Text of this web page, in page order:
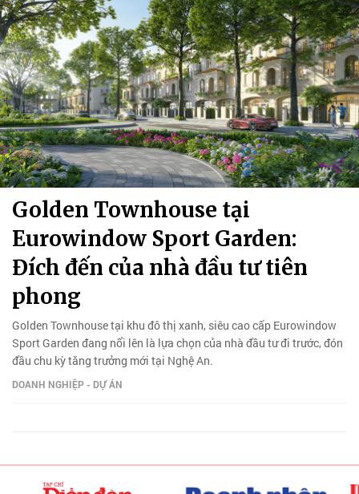
Golden Townhouse tại
Eurowindow Sport Garden:
Đích đến của nhà đầu tư tiên
phong
Golden Townhouse tại khu đô thị xanh, siêu cao cấp Eurowindow
Sport Garden đang nổi lên là lựa chọn của nhà đầu tư đi trước, đón
đầu chu kỳ tăng trưởng mới tại Nghệ An.
DOANH NGHIỆP - DỰ ÁN